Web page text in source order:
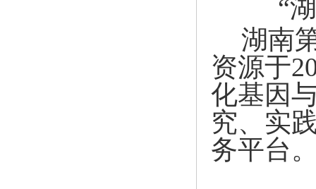
“
湖南
资源于
化基因
究、实
务平台